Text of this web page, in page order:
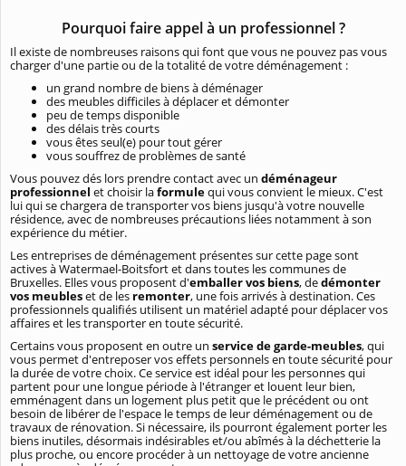
Pourquoi faire appel à un professionnel ?
Il existe de nombreuses raisons qui font que vous ne pouvez pas vous
charger d'une partie ou de la totalité de votre déménagement :
un grand nombre de biens à déménager
des meubles difficiles à déplacer et démonter
peu de temps disponible
des délais très courts
vous êtes seul(e) pour tout gérer
vous souffrez de problèmes de santé
Vous pouvez dés lors prendre contact avec un déménageur
professionnel et choisir laformulequi vous convient le mieux. C'est
lui qui se chargera de transporter vos biens jusqu'à votre nouvelle
résidence, avec de nombreuses précautions liées notamment à son
expérience du métier.
Les entreprises de déménagement présentes sur cette page sont
actives à Watermael-Boitsfort et dans toutes les communes de
Bruxelles. Elles vous proposent d'emballer vos biens, dedémonter
vos meubleset de les remonter, une fois arrivés à destination. Ces
professionnels qualifiés utilisent un matériel adapté pour déplacer vos
affaires et les transporter en toute sécurité.
Certains vous proposent en outre un service de garde-meubles, qui
vous permet d'entreposer vos effets personnels en toute sécurité pour
la durée de votre choix. Ce service est idéal pour les personnes qui
partent pour une longue période à l'étranger et louent leur bien,
emménagent dans un logement plus petit que le précédent ou ont
besoin de libérer de l'espace le temps de leur déménagement ou de
travaux de rénovation. Si nécessaire, ils pourront également porter les
biens inutiles, désormais indésirables et/ou abîmés à la déchetterie la
plus proche, ou encore procéder à un nettoyage de votre ancienne